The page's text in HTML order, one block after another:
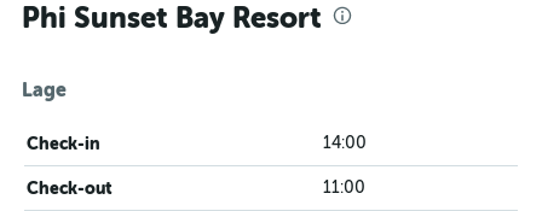
Phi Sunset Bay Resort
Lage
Check-in 14:00
Check-out 11:00